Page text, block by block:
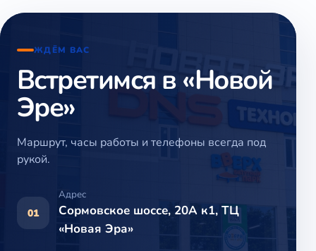
ЖДЁМ ВАС
Встретимся в «Новой
Эре»
Маршрут, часы работы и телефоны всегда под
рукой.
01
Адрес
Сормовское шоссе, 20А к1, ТЦ
«Новая Эра»